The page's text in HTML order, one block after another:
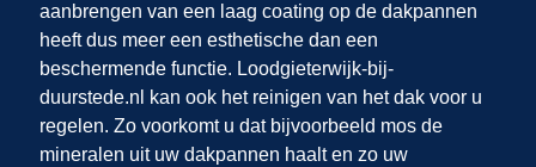
aanbrengen van een laag coating op de dakpannen
heeft dus meer een esthetische dan een
beschermende functie. Loodgieterwijk-bij-
duurstede.nl kan ook het reinigen van het dak voor u
regelen. Zo voorkomt u dat bijvoorbeeld mos de
mineralen uit uw dakpannen haalt en zo uw